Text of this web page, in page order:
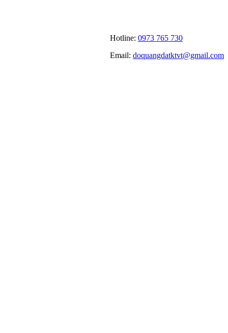
Hotline: 0973 765 730
Email: doquangdatktvt@gmail.com